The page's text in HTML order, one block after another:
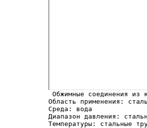
Область применения:
Среда: вода
Диапазон давления:
Температуры: стальные